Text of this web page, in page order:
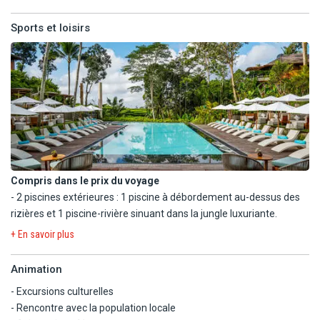
18h.
En supplément :
- Formule demi-pension.
- Formule pension complète.
Sports et loisirs
Compris dans le prix du voyage
- 2 piscines extérieures : 1 piscine à débordement au-dessus des
rizières et 1 piscine-rivière sinuant dans la jungle luxuriante.
- Yoga (à réserver, horaires sur place).
En option payante
- Spa OmTara by Clarins : soins du visage, soins du corps,
aromathérapie, balnéothérapie (sauna, hammam, piscine
+ En savoir plus
Animation
- Excursions culturelles
- Rencontre avec la population locale